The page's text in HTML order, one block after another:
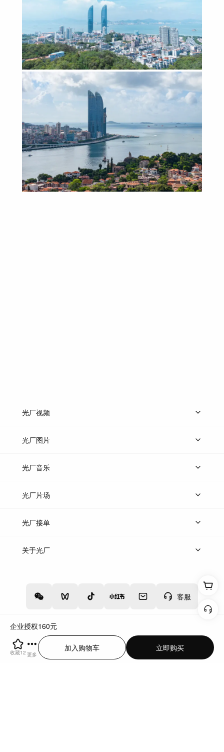
企业授权160元
收藏12 更多
立即购买
加入购物车
客服
光厂视频
上传视频
光厂图片
上传图片
光厂音乐
热门音乐
光厂片场
上传案例
光厂接单
上架服务
关于光厂
增值电信业务经营许可证：川B2-20160192
川公网安备51019002000262
违法和不良信息举报中心